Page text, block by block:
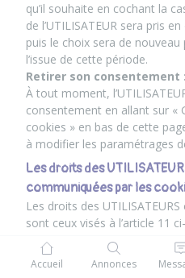
qu’il souhaite en cochant la
de l’UTILISATEUR sera pris
puis le choix sera de nouveau
l’issue de cette période.
Retirer son consentement :
À tout moment,
consentement en allant sur «
cookies » en bas de cette
à modifier les paramétrages
Les droits des
communiquées par les
Les droits des
sont ceux visés à l’article 11
confidentialité. Ils comportent
rectification, de révocation
donné par l’UTILISATEUR,
Accueil Annonces